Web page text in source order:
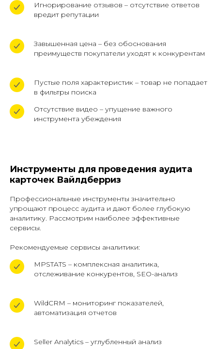
Игнорирование отзывов – отсутствие ответов
вредит репутации
Завышенная цена – без обоснования
преимуществ покупатели уходят к конкурентам
Пустые поля характеристик – товар не попадает
в фильтры поиска
Отсутствие видео – упущение важного
инструмента убеждения
Инструменты для проведения аудита
карточек Вайлдберриз
Профессиональные инструменты значительно
упрощают процесс аудита и дают более глубокую
аналитику. Рассмотрим наиболее эффективные
сервисы.
Рекомендуемые сервисы аналитики:
MPSTATS – комплексная аналитика,
отслеживание конкурентов, SEO-анализ
WildCRM – мониторинг показателей,
автоматизация отчетов
Seller Analytics – углубленный анализ